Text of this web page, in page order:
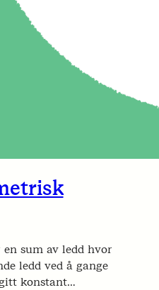
en sum av ledd hvor
ledd ved å gange
konstant…